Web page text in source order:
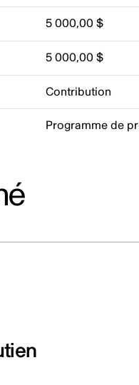
5 000,00 $
5 000,00 $
Contribution
Programme de